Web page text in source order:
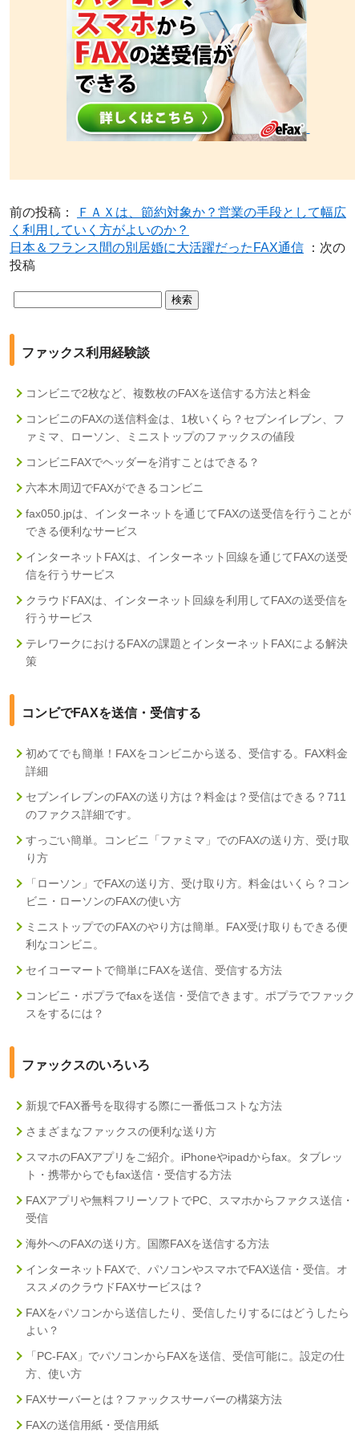
前の投稿：
ＦＡＸは、節約対象か？営業の手段として幅広
く利用していく方がよいのか？
日本＆フランス間の別居婚に大活躍だったFAX通信 ：次の
投稿
ファックス利用経験談
コンビニで2枚など、複数枚のFAXを送信する方法と料金
コンビニのFAXの送信料金は、1枚いくら？セブンイレブン、フ
ァミマ、ローソン、ミニストップのファックスの値段
コンビニFAXでヘッダーを消すことはできる？
六本木周辺でFAXができるコンビニ
fax050.jpは、インターネットを通じてFAXの送受信を行うことが
できる便利なサービス
インターネットFAXは、インターネット回線を通じてFAXの送受
信を行うサービス
クラウドFAXは、インターネット回線を利用してFAXの送受信を
行うサービス
テレワークにおけるFAXの課題とインターネットFAXによる解決
策
コンビでFAXを送信・受信する
初めてでも簡単！FAXをコンビニから送る、受信する。FAX料金
詳細
セブンイレブンのFAXの送り方は？料金は？受信はできる？711
のファクス詳細です。
すっごい簡単。コンビニ「ファミマ」でのFAXの送り方、受け取
り方
「ローソン」でFAXの送り方、受け取り方。料金はいくら？コン
ビニ・ローソンのFAXの使い方
ミニストップでのFAXのやり方は簡単。FAX受け取りもできる便
利なコンビニ。
セイコーマートで簡単にFAXを送信、受信する方法
コンビニ・ポプラでfaxを送信・受信できます。ポプラでファック
スをするには？
ファックスのいろいろ
新規でFAX番号を取得する際に一番低コストな方法
さまざまなファックスの便利な送り方
スマホのFAXアプリをご紹介。iPhoneやipadからfax。タブレッ
ト・携帯からでもfax送信・受信する方法
FAXアプリや無料フリーソフトでPC、スマホからファクス送信・
受信
海外へのFAXの送り方。国際FAXを送信する方法
インターネットFAXで、パソコンやスマホでFAX送信・受信。オ
ススメのクラウドFAXサービスは？
FAXをパソコンから送信したり、受信したりするにはどうしたら
よい？
「PC-FAX」でパソコンからFAXを送信、受信可能に。設定の仕
方、使い方
FAXサーバーとは？ファックスサーバーの構築方法
FAXの送信用紙・受信用紙